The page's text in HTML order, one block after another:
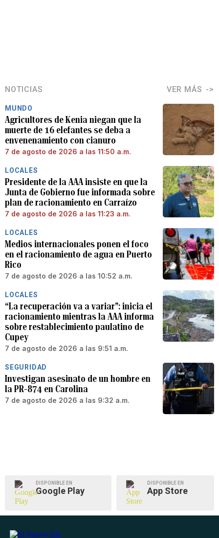
NOTICIAS VER MÁS
MUNDO
Agricultores de Kenia niegan que la
muerte de 16 elefantes se deba a
envenenamiento con cianuro
7 de agosto de 2026 a las 11:50 a.m.
LOCALES
Presidente de la AAA insiste en que la
Junta de Gobierno fue informada sobre
plan de racionamiento en Carraízo
7 de agosto de 2026 a las 11:23 a.m.
LOCALES
Medios internacionales ponen el foco
en el racionamiento de agua en Puerto
Rico
7 de agosto de 2026 a las 10:52 a.m.
LOCALES
“La recuperación va a variar”: inicia el
racionamiento mientras la AAA informa
sobre restablecimiento paulatino de
Cupey
7 de agosto de 2026 a las 9:51 a.m.
SEGURIDAD
Investigan asesinato de un hombre en
la PR-874 en Carolina
7 de agosto de 2026 a las 9:32 a.m.
DISPONIBLE EN
Google Play
DISPONIBLE EN
App Store